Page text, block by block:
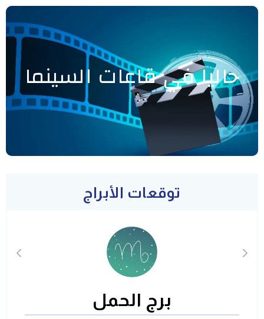
حاليا في قاعات السينما
توقعات الأبراج
برج الحمل